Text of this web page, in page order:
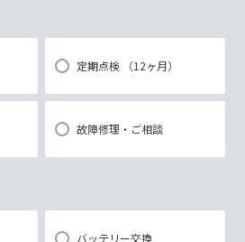
定期点検 （12ヶ月）
故障修理・ご相談
バッテリー交換